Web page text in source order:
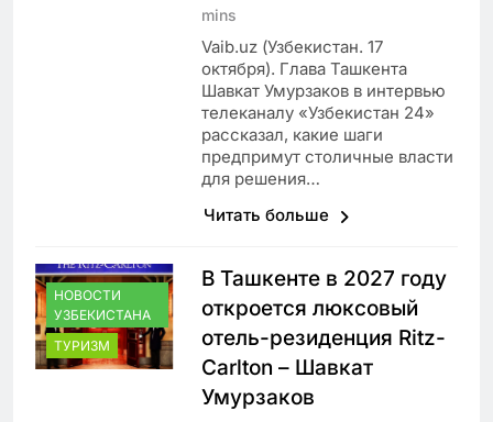
mins
Vaib.uz (Узбекистан. 17
октября). Глава Ташкента
Шавкат Умурзаков в интервью
телеканалу «Узбекистан 24»
рассказал, какие шаги
предпримут столичные власти
для решения…
Читать больше
НОВОСТИ
УЗБЕКИСТАНА
ТУРИЗМ
В Ташкенте в 2027 году
откроется люксовый
отель-резиденция Ritz-
Carlton – Шавкат
Умурзаков